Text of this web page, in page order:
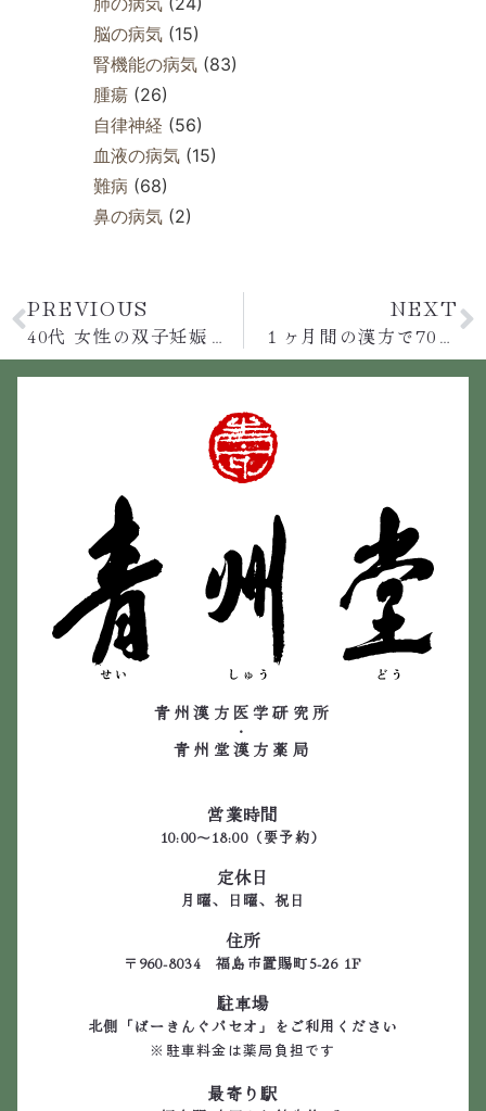
脳の病気 (15)
腎機能の病気 (83)
腫瘍 (26)
自律神経 (56)
血液の病気 (15)
難病 (68)
鼻の病気 (2)
PREVIOUS
40代 女性の双子妊娠は順調！
NEXT
１ヶ月間の漢方で70代男性の腎機能が改善！クレアチニン2.87→2.45
青州漢方医学研究所
・
青州堂漢方薬局
営業時間
10:00～18:00（要予約）
定休日
月曜、日曜、祝日
住所
〒960-8034 福島市置賜町5-26 1F
駐車場
北側「ぱーきんぐパセオ」をご利用ください
※駐車料金は薬局負担です
最寄り駅